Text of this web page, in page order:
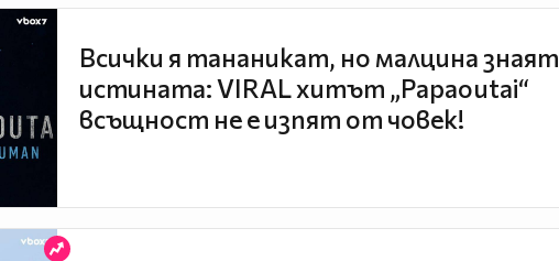
Всички я тананикат, но малцина знаят
истината: VIRAL хитът „Papaoutai“
всъщност не е изпят от човек!